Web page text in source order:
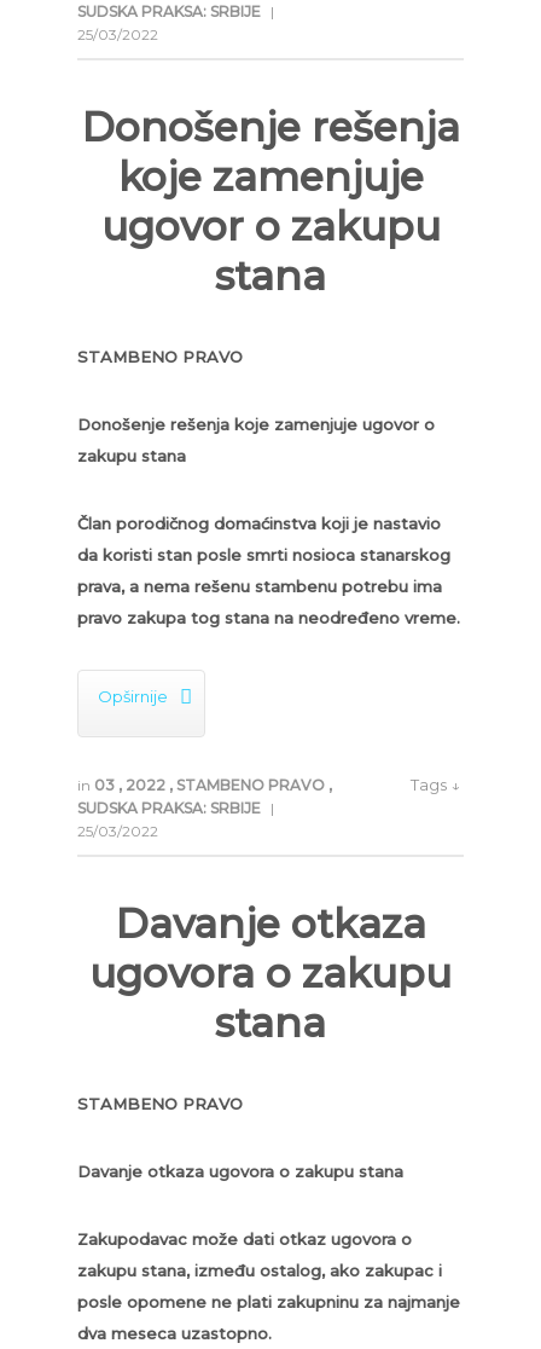
SUDSKA PRAKSA: SRBIJE |
25/03/2022
Donošenje rešenja
koje zamenjuje
ugovor o zakupu
stana
STAMBENO PRAVO
Donošenje rešenja koje zamenjuje ugovor o
zakupu stana
Član porodičnog domaćinstva koji je nastavio
da koristi stan posle smrti nosioca stanarskog
prava, a nema rešenu stambenu potrebu ima
pravo zakupa tog stana na neodređeno vreme.
Opširnije 
in 03 , 2022 , STAMBENO PRAVO ,
SUDSKA PRAKSA: SRBIJE |
25/03/2022
Tags ↓
Davanje otkaza
ugovora o zakupu
stana
STAMBENO PRAVO
Davanje otkaza ugovora o zakupu stana
Zakupodavac može dati otkaz ugovora o
zakupu stana, između ostalog, ako zakupac i
posle opomene ne plati zakupninu za najmanje
dva meseca uzastopno.